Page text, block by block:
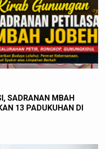
SADRANAN MBAH
13 PADUKUHAN DI